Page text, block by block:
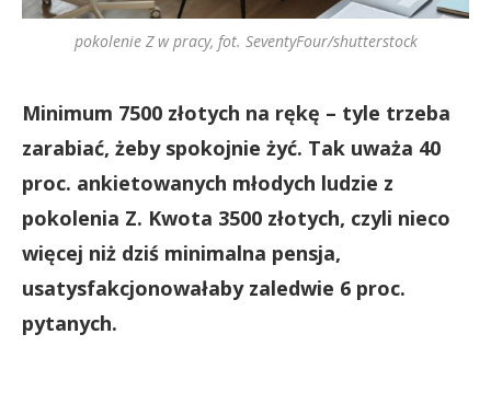
pokolenie Z w pracy, fot. SeventyFour/shutterstock
Minimum 7500 złotych na rękę – tyle trzeba
zarabiać, żeby spokojnie żyć. Tak uważa 40
proc. ankietowanych młodych ludzie z
pokolenia Z. Kwota 3500 złotych, czyli nieco
więcej niż dziś minimalna pensja,
usatysfakcjonowałaby zaledwie 6 proc.
pytanych.